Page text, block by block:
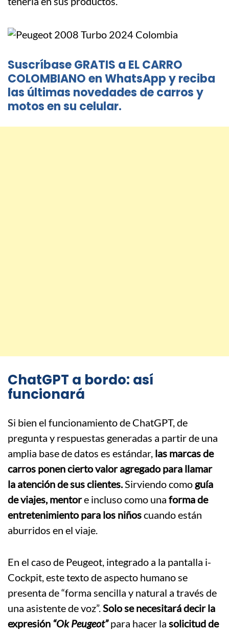
Suscríbase GRATIS a EL CARRO
COLOMBIANO en WhatsApp y reciba
las últimas novedades de carros y
motos en su celular.
ChatGPT a bordo: así
funcionará
Si bien el funcionamiento de ChatGPT, de
pregunta y respuestas generadas a partir de una
amplia base de datos es estándar, las marcas de
carros ponen cierto valor agregado para llamar
la atención de sus clientes. Sirviendo como guía
de viajes, mentore incluso como una forma de
entretenimiento para los niñoscuando están
aburridos en el viaje.
En el caso de Peugeot, integrado a la pantalla i-
Cockpit, este texto de aspecto humano se
presenta de “forma sencilla y natural a través de
una asistente de voz”. Solo se necesitará decir la
expresión “Ok Peugeot”para hacer la solicitud de